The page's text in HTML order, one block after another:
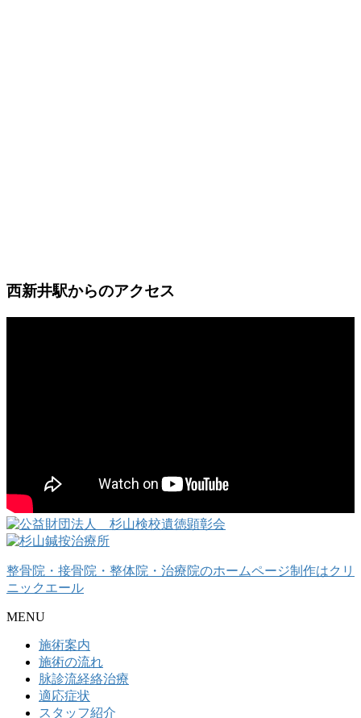
西新井駅からのアクセス
整骨院・接骨院・整体院・治療院のホームページ制作はクリ
ニックエール
MENU
施術案内
施術の流れ
脉診流経絡治療
適応症状
スタッフ紹介